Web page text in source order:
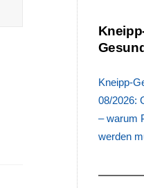
Kneipp-
08/2026:
– warum
werden